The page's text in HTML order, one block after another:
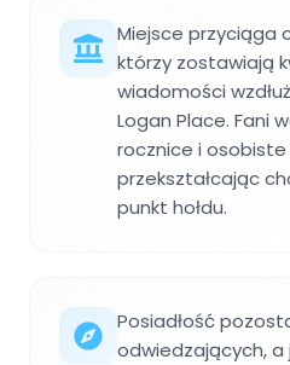
Miejsce przyciąga
którzy zostawiają
wiadomości
Logan Place. Fani
rocznice i
przekształcając
punkt hołdu.
Posiadłość
odwiedzających,